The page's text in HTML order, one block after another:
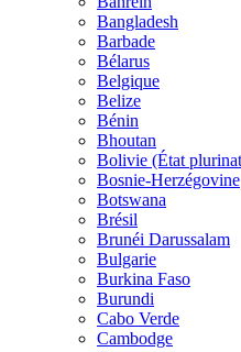
Bangladesh
Barbade
Bélarus
Belgique
Belize
Bénin
Bhoutan
Bolivie (État
Bosnie-Herzégovine
Botswana
Brésil
Brunéi Darussalam
Bulgarie
Burkina Faso
Burundi
Cabo Verde
Cambodge